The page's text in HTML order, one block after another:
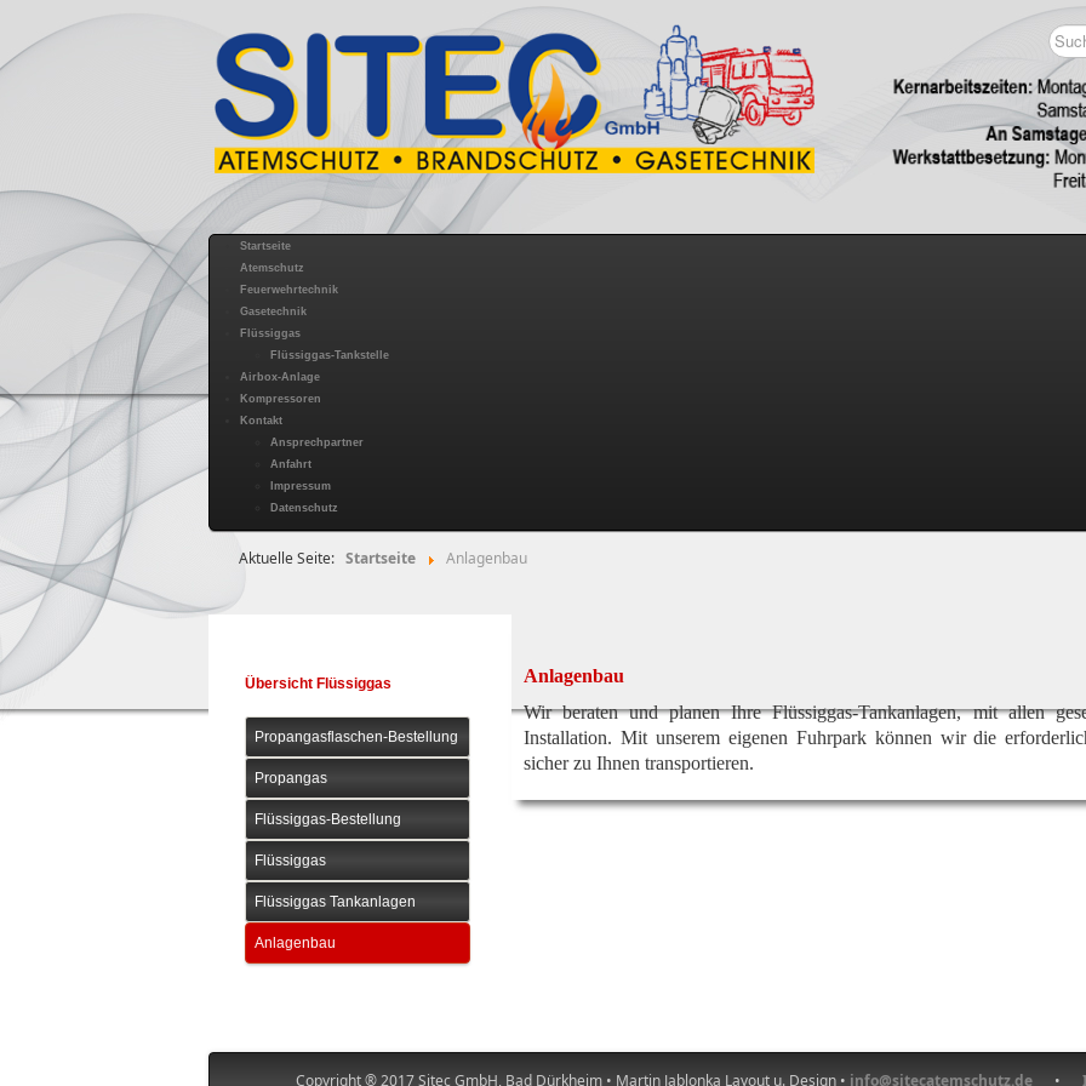
...
Startseite
Atemschutz
Feuerwehrtechnik
Gasetechnik
Flüssiggas
Flüssiggas-Tankstelle
Airbox-Anlage
Kompressoren
Kontakt
Ansprechpartner
Anfahrt
Impressum
Datenschutz
Aktuelle Seite: Startseite Anlagenbau
Übersicht Flüssiggas
Propangasflaschen-Bestellung
Propangas
Flüssiggas-Bestellung
Flüssiggas
Flüssiggas Tankanlagen
Anlagenbau
Anlagenbau
Wir beraten und planen Ihre Flüssiggas-Tankanlagen, mit allen
Installation. Mit unserem eigenen Fuhrpark können wir die
sicher zu Ihnen transportieren.
Copyright ® 2017 Sitec GmbH, Bad Dürkheim • Martin Jablonka Layout u. Design • info@sitecatemschutz.de •